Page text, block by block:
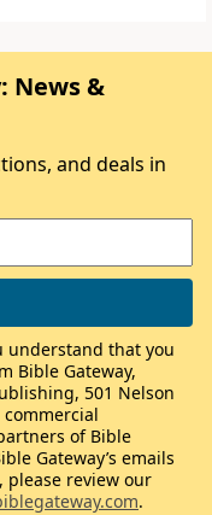
News &
and deals in
understand that you
Bible Gateway,
501 Nelson
commercial
of Bible
Gateway’s emails
please review our
.